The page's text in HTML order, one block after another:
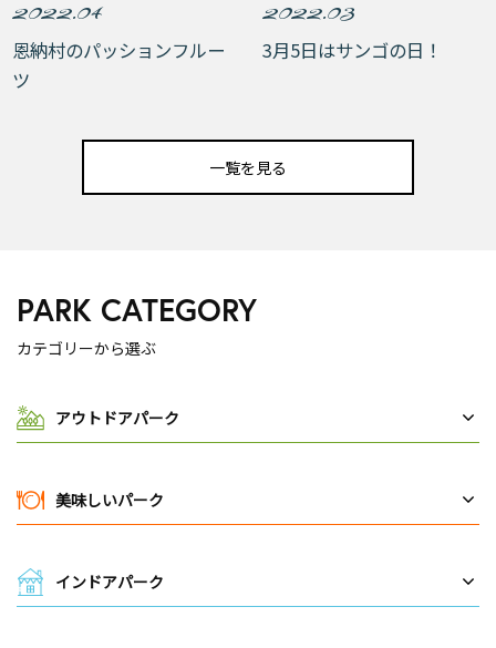
2022.04
恩納村のパッションフルー
ツ
2022.03
3月5日はサンゴの日！
一覧を見る
PARK CATEGORY
カテゴリーから選ぶ
アウトドアパーク
美味しいパーク
インドアパーク